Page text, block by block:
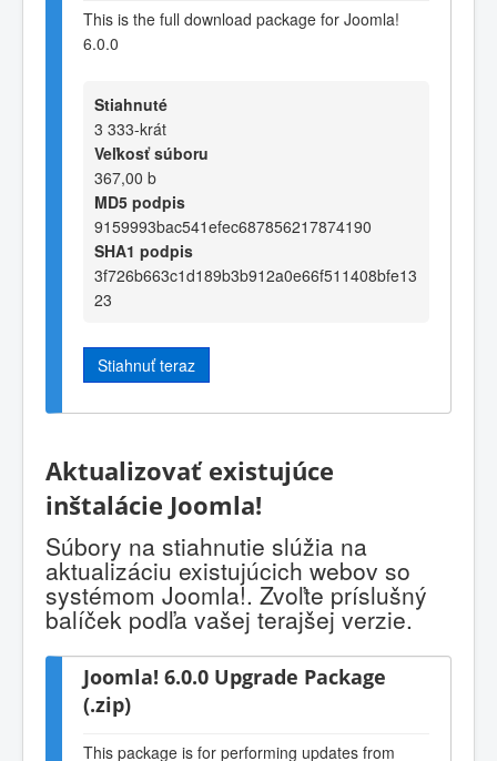
This is the full download package for Joomla!
6.0.0
Stiahnuté
3 333-krát
Veľkosť súboru
367,00 b
MD5 podpis
9159993bac541efec687856217874190
SHA1 podpis
3f726b663c1d189b3b912a0e66f511408bfe13
23
Stiahnuť teraz
Aktualizovať existujúce
inštalácie Joomla!
Súbory na stiahnutie slúžia na
aktualizáciu existujúcich webov so
systémom Joomla!. Zvoľte príslušný
balíček podľa vašej terajšej verzie.
Joomla! 6.0.0 Upgrade Package
(.zip)
This package is for performing updates from